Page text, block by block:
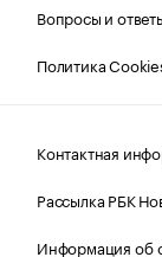
Вопросы и
Политика
Контактная
Рассылка РБК
Информация об